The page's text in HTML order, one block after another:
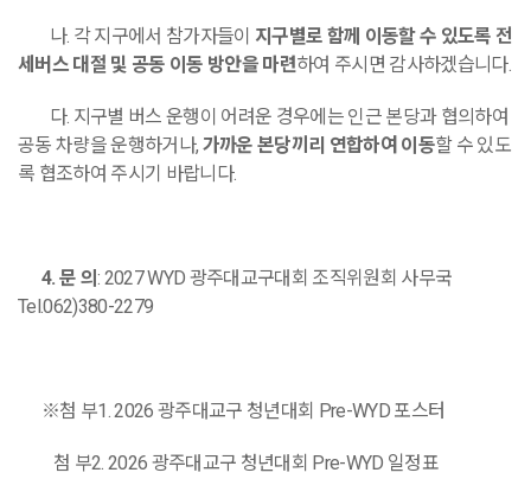
나. 각 지구에서 참가자들이 지구별로 함께 이동할 수 있도록 전
세버스 대절 및 공동 이동 방안을 마련하여 주시면 감사하겠습니다.
다. 지구별 버스 운행이 어려운 경우에는 인근 본당과 협의하여
공동 차량을 운행하거나, 가까운 본당끼리 연합하여 이동할 수 있도
록 협조하여 주시기 바랍니다.
4. 문 의 : 2027 WYD 광주대교구대회 조직위원회 사무국
Tel.062)380-2279
※첨 부1. 2026광주대교구 청년대회 Pre-WYD 포스터
첨 부2. 2026 광주대교구 청년대회 Pre-WYD 일정표